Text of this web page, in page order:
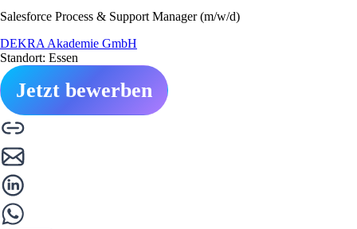
Salesforce Process & Support Manager (m/w/d)
DEKRA Akademie GmbH
Standort: Essen
Jetzt bewerben